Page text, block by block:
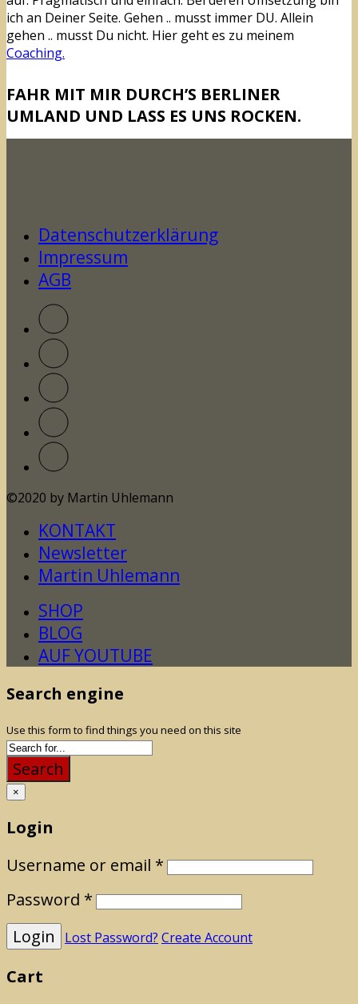
ich an Deiner Seite. Gehen .. musst immer DU. Allein
gehen .. musst Du nicht. Hier geht es zu meinem
Coaching.
FAHR MIT MIR DURCH’S BERLINER
UMLAND UND LASS ES UNS ROCKEN.
Datenschutzerklärung
Impressum
AGB
©2020 by Martin Uhlemann
KONTAKT
Newsletter
Martin Uhlemann
SHOP
BLOG
AUF YOUTUBE
Search engine
Use this form to find things you need on this site
Search
×
Login
Username or email *
Password *
Lost Password? Create Account
Cart